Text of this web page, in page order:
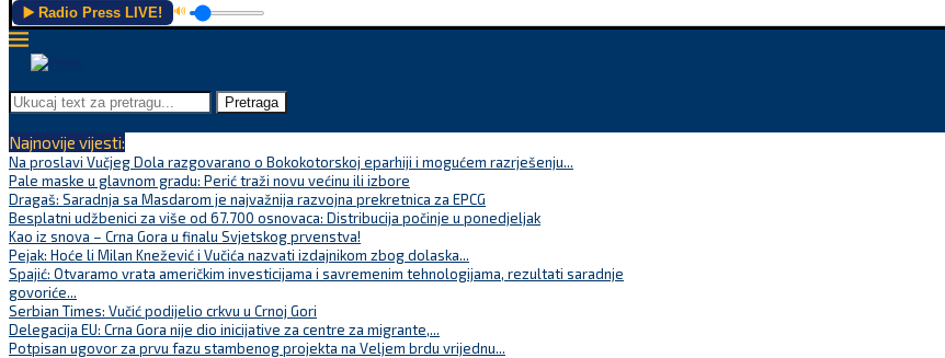
▶️ Radio Press LIVE! 🔊
Pretraga
Najnovije vijesti:
Na proslavi Vučjeg Dola razgovarano o Bokokotorskoj eparhiji i mogućem razrješenju...
Pale maske u glavnom gradu: Perić traži novu većinu ili izbore
Dragaš: Saradnja sa Masdarom je najvažnija razvojna prekretnica za EPCG
Besplatni udžbenici za više od 67.700 osnovaca: Distribucija počinje u ponedjeljak
Kao iz snova – Crna Gora u finalu Svjetskog prvenstva!
Pejak: Hoće li Milan Knežević i Vučića nazvati izdajnikom zbog dolaska...
Spajić: Otvaramo vrata američkim investicijama i savremenim tehnologijama, rezultati saradnje
govoriće...
Serbian Times: Vučić podijelio crkvu u Crnoj Gori
Delegacija EU: Crna Gora nije dio inicijative za centre za migrante,...
Potpisan ugovor za prvu fazu stambenog projekta na Veljem brdu vrijednu...